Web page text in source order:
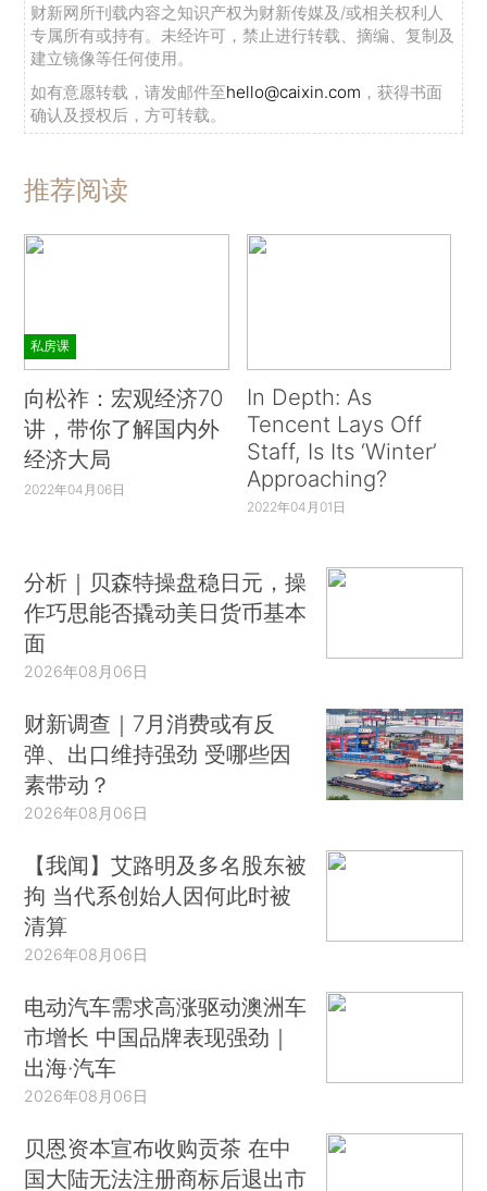
财新网所刊载内容之知识产权为财新传媒及/或相关权利人
专属所有或持有。未经许可，禁止进行转载、摘编、复制及
建立镜像等任何使用。
如有意愿转载，请发邮件至hello@caixin.com ，获得书面
确认及授权后，方可转载。
推荐阅读
私房课
向松祚：宏观经济70
讲，带你了解国内外
经济大局
2022年04月06日
In Depth: As
Tencent Lays Off
Staff, Is Its ‘Winter’
Approaching?
2022年04月01日
分析｜贝森特操盘稳日元，操
作巧思能否撬动美日货币基本
面
2026年08月06日
财新调查｜7月消费或有反
弹、出口维持强劲 受哪些因
素带动？
2026年08月06日
【我闻】艾路明及多名股东被
拘 当代系创始人因何此时被
清算
2026年08月06日
电动汽车需求高涨驱动澳洲车
市增长 中国品牌表现强劲｜
出海·汽车
2026年08月06日
贝恩资本宣布收购贡茶 在中
国大陆无法注册商标后退出市